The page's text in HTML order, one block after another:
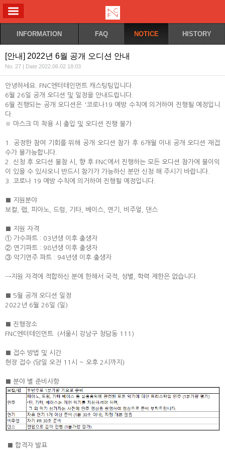
INFORMATION FAQ NOTICE HISTORY
[안내] 2022년 6월 공개 오디션 안내
No. 27 | Date 2022.06.02 18:03
안녕하세요. FNC엔터테인먼트 캐스팅팀입니다.
6월 26일 공개 오디션 및 일정을 안내드립니다.
6월 진행되는 공개 오디션은 '코로나19 예방 수칙에 의거하여 진행될 예정입니
다.
※ 마스크 미 착용 시 출입 및 오디션 진행 불가
1. 공정한 참여 기회를 위해 공개 오디션 참가 후 6개월 이내 공개 오디션 재접
수가 불가능합니다.
2. 신청 후 오디션 불참 시, 향 후 FNC에서 진행하는 모든 오디션 참가에 불이익
이 있을 수 있사오니 반드시 참가가 가능하신 분만 신청 해 주시기 바랍니다.
3. 코로나 19 예방 수칙에 의거하여 진행될 예정입니다.
■ 지원분야
보컬, 랩, 피아노, 드럼, 기타, 베이스, 연기, 비주얼, 댄스
■ 지원 자격
① 가수파트 : 03년생 이후 출생자
② 연기파트 : 98년생 이후 출생자
③ 악기연주 파트 : 94년생 이후 출생자
→지원 자격에 적합하신 분에 한해서 국적, 성별, 학력 제한은 없습니다.
■ 5월 공개 오디션 일정
2022년 6월 26일 (일)
■ 진행장소
FNC엔터테인먼트 (서울시 강남구 청담동 111)
■ 접수 방법 및 시간
현장 접수 (당일 오전 11시 ~ 오후 2시까지)
■ 분야 별 준비사항
■ 합격자 발표